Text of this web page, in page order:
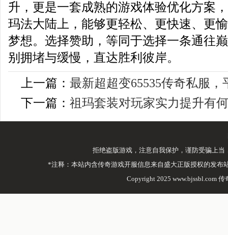
升，更是一套成熟的游戏体验优化方案
玛法大陆上，能够更轻松、更快速、更
梦想。选择赞助，等同于选择一条通往
别拥堵与缓慢，直达胜利彼岸。
上一篇： 最新超超变65535传奇私服
下一篇： 祖玛套装对玩家实力提升有
拒绝盗版游戏，注意自我保护，谨防受骗上
*注释：本站内含传奇游戏开服信息来自盛大正版授权的发
Copyright 2025 www.bjssbl.com